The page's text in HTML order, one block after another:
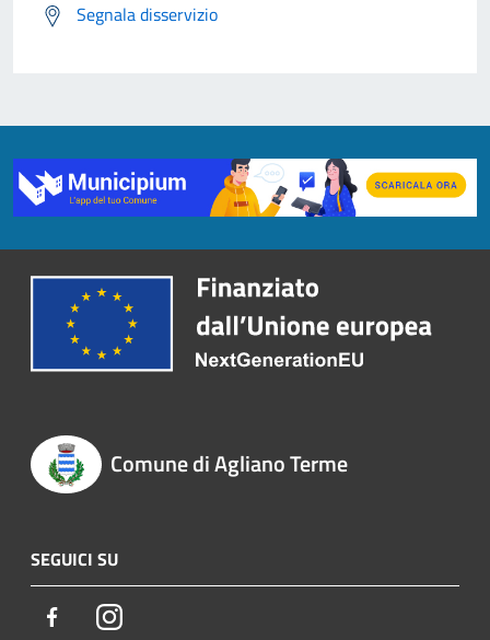
Segnala disservizio
Comune di Agliano Terme
SEGUICI SU
FacebookInstagram